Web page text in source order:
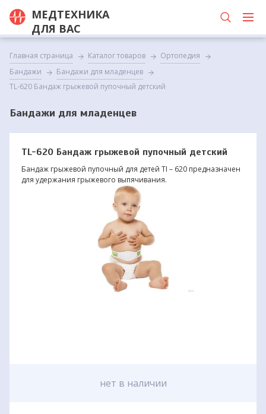
МЕДТЕХНИКА
ДЛЯ ВАС
Главная страница Каталог товаров
Ортопедия
Бандажи
Бандажи для младенцев
TL-620 Бандаж грыжевой пупочный детский
Бандажи для младенцев
TL-620 Бандаж грыжевой пупочный детский
Бандаж грыжевой пупочный для детей TI – 620 предназначен
для удержания грыжевого выпячивания.
нет в наличии